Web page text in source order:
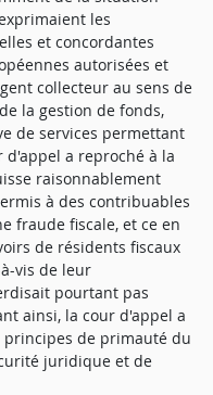
les
et concordantes
autorisées et
collecteur au sens de
la gestion de fonds,
de services permettant
d'appel a reproché à la
raisonnablement
à des contribuables
fraude fiscale, et ce en
de résidents fiscaux
vis de leur
pourtant pas
ainsi, la cour d'appel a
principes de primauté du
juridique et de